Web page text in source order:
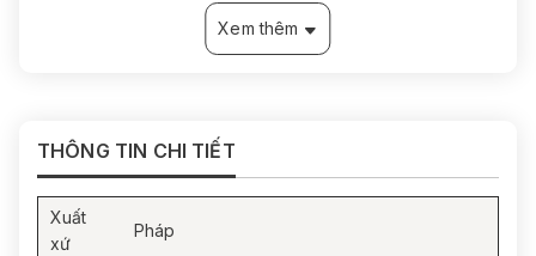
khi dùng cùng đá.
Trái cây chín và kẹo trái cây hòa cùng sự ấm áp
Kết thúc: Dài, đậm và sâu, với dấu ấn gỗ và gia vị lan
tỏa bền bỉ.
Xem thêm
THÔNG TIN CHI TIẾT
Xuất
xứ
Pháp